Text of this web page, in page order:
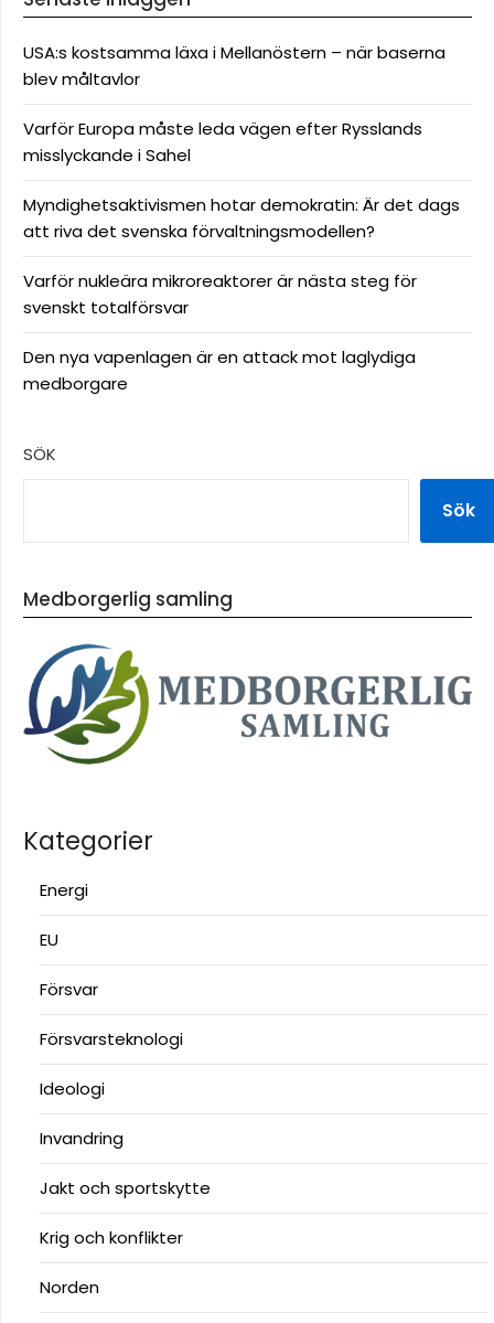
USA:s kostsamma läxa i Mellanöstern – när baserna
blev måltavlor
Varför Europa måste leda vägen efter Rysslands
misslyckande i Sahel
Myndighetsaktivismen hotar demokratin: Är det dags
att riva det svenska förvaltningsmodellen?
Varför nukleära mikroreaktorer är nästa steg för
svenskt totalförsvar
Den nya vapenlagen är en attack mot laglydiga
medborgare
SÖK
Sök
Medborgerlig samling
Kategorier
Energi
EU
Försvar
Försvarsteknologi
Ideologi
Invandring
Jakt och sportskytte
Krig och konflikter
Norden